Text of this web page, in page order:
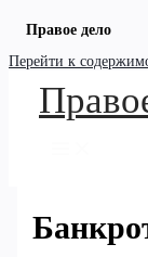
Правое дело
Перейти к